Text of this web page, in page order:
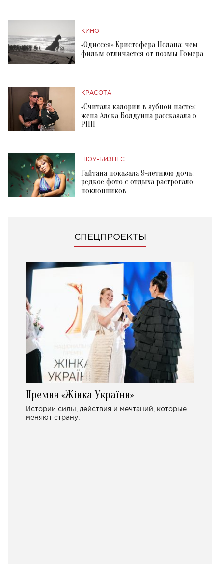
КИНО
«Одиссея» Кристофера Нолана: чем
фильм отличается от поэмы Гомера
КРАСОТА
«Считала калории в зубной пасте»:
жена Алека Болдуина рассказала о
РПП
ШОУ-БИЗНЕС
Гайтана показала 9-летнюю дочь:
редкое фото с отдыха растрогало
поклонников
СПЕЦПРОЕКТЫ
Премия «Жінка України»
Истории силы, действия и мечтаний, которые
меняют страну.